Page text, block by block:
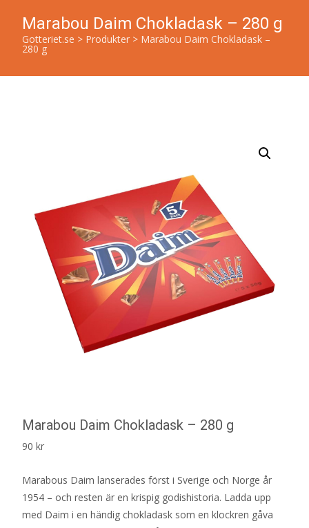
Marabou Daim Chokladask – 280 g
Gotteriet.se > Produkter > Marabou Daim Chokladask –
280 g
Marabou Daim Chokladask – 280 g
90 kr
Marabous Daim lanserades först i Sverige och Norge år
1954 – och resten är en krispig godishistoria. Ladda upp
med Daim i en händig chokladask som en klockren gåva